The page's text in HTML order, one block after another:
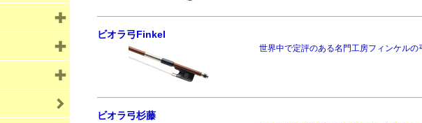
ビオラ弓Finkel
世界中で定評のある名門工房フィンケルの
ビオラ弓杉藤